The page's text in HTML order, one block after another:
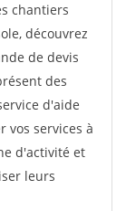
chantiers
découvrez
de devis
des
d'aide
vos services à
d'activité et
leurs